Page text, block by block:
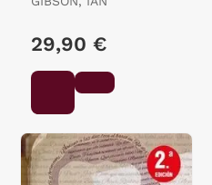
29,90 €